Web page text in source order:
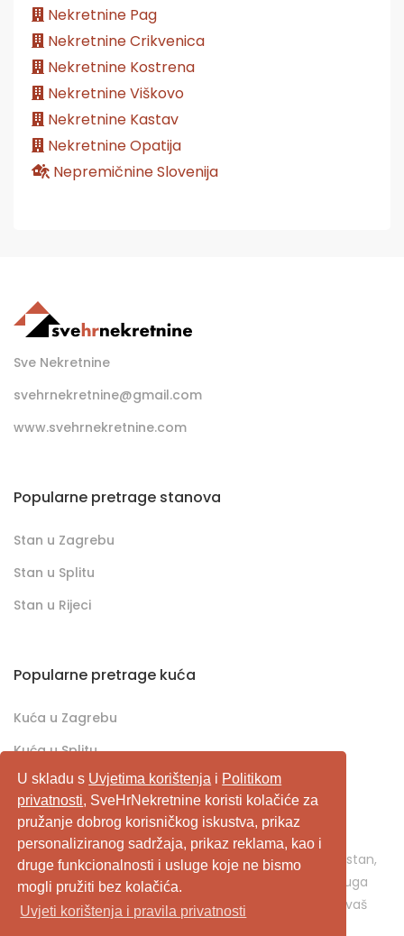
U skladu s Uvjetima korištenja i Politikom
privatnosti, SveHrNekretnine koristi kolačiće za
pružanje dobrog korisničkog iskustva, prikaz
personaliziranog sadržaja, prikaz reklama, kao i
druge funkcionalnosti i usluge koje ne bismo
mogli pružiti bez kolačića.
Uvjeti korištenja i pravila privatnosti
Nekretnine Pag
Nekretnine Crikvenica
Nekretnine Kostrena
Nekretnine Viškovo
Nekretnine Kastav
Nekretnine Opatija
Nepremičnine Slovenija
Sve Nekretnine
svehrnekretnine@gmail.com
www.svehrnekretnine.com
Popularne pretrage stanova
Stan u Zagrebu
Stan u Splitu
Stan u Rijeci
Popularne pretrage kuća
Kuća u Zagrebu
Kuća u Splitu
Kuća u Rijeci
SveHrNekretnine.com predstavlja sveobuhvatan
pretraživač/oglašivač nekretnina. Ukoliko je u pitanju stan,
kuća, vikendica, zemljište, poslovni prostor, ili neka druga
nekretnina, svehrnekretnine.com je pravo mjesto za vaš